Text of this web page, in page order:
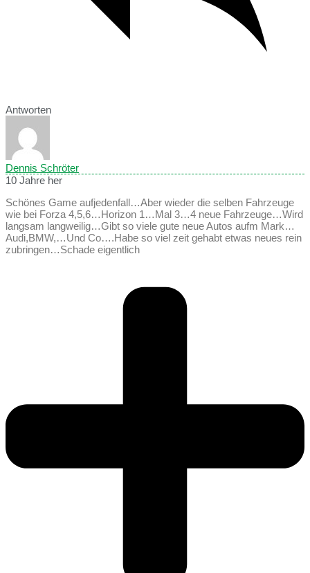
Antworten
Dennis Schröter
10 Jahre her
Schönes Game aufjedenfall…Aber wieder die selben Fahrzeuge
wie bei Forza 4,5,6…Horizon 1…Mal 3…4 neue Fahrzeuge…Wird
langsam langweilig…Gibt so viele gute neue Autos aufm Mark…
Audi,BMW,…Und Co….Habe so viel zeit gehabt etwas neues rein
zubringen…Schade eigentlich